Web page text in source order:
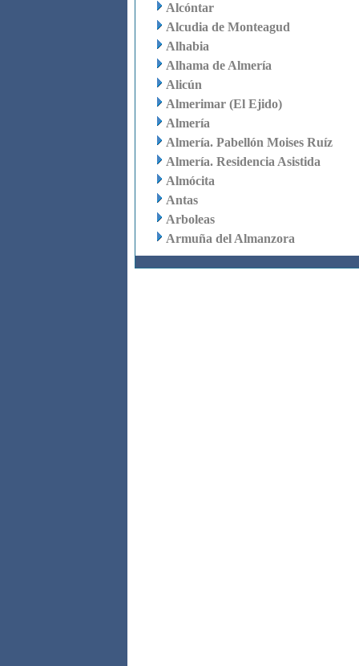
Alcóntar
Alcudia de Monteagud
Alhabia
Alhama de Almería
Alicún
Almerimar (El Ejido)
Almería
Almería. Pabellón Moises Ruíz
Almería. Residencia Asistida
Almócita
Antas
Arboleas
Armuña del Almanzora